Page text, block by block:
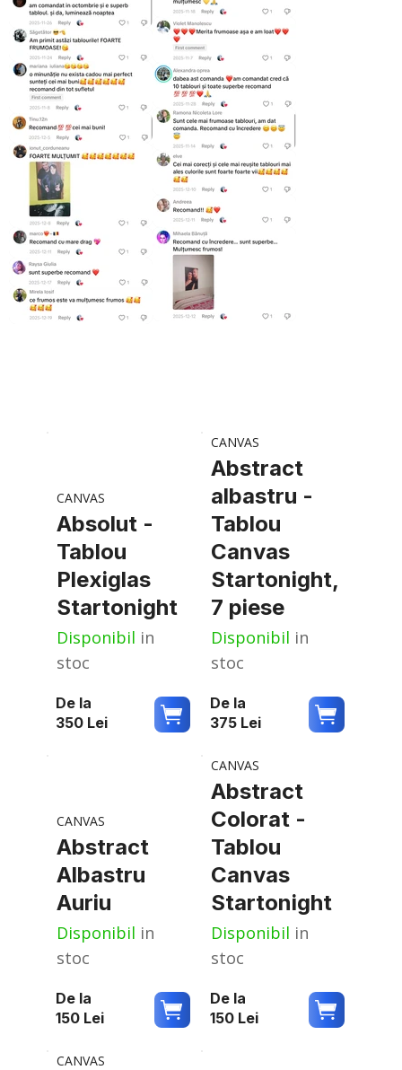
CANVAS
Absolut -
Tablou
Plexiglas
Startonight
Disponibil in
stoc
De la
350 Lei
CANVAS
Abstract
albastru -
Tablou
Canvas
Startonight,
7 piese
Disponibil in
stoc
De la
375 Lei
CANVAS
Abstract
Albastru
Auriu
Disponibil in
stoc
De la
150 Lei
CANVAS
Abstract
Colorat -
Tablou
Canvas
Startonight
Disponibil in
stoc
De la
150 Lei
CANVAS